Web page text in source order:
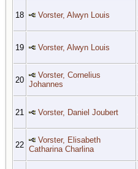
18 Vorster, Alwyn Louis
19 Vorster, Alwyn Louis
20
Vorster, Cornelius
Johannes
21 Vorster, Daniel Joubert
22
Vorster, Elisabeth
Catharina Charlina